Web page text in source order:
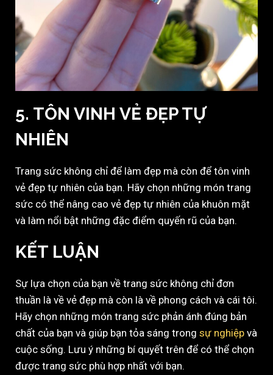
5. TÔN VINH VẺ ĐẸP TỰ
NHIÊN
Trang sức không chỉ để làm đẹp mà còn để tôn vinh
vẻ đẹp tự nhiên của bạn. Hãy chọn những món trang
sức có thể nâng cao vẻ đẹp tự nhiên của khuôn mặt
và làm nổi bật những đặc điểm quyến rũ của bạn.
KẾT LUẬN
Sự lựa chọn của bạn về trang sức không chỉ đơn
thuần là về vẻ đẹp mà còn là về phong cách và cái tôi.
Hãy chọn những món trang sức phản ánh đúng bản
chất của bạn và giúp bạn tỏa sáng trong sự nghiệp và
cuộc sống. Lưu ý những bí quyết trên để có thể chọn
được trang sức phù hợp nhất với bạn.